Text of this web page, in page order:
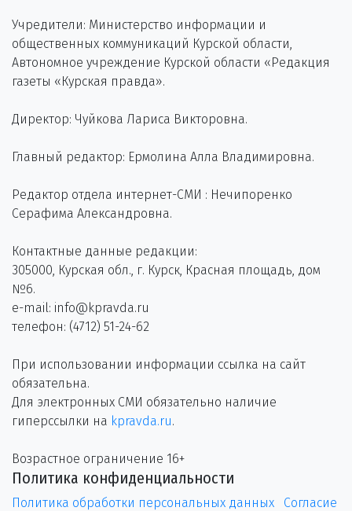
Учредители: Министерство информации и
общественных коммуникаций Курской области,
Автономное учреждение Курской области «Редакция
газеты «Курская правда».
Директор: Чуйкова Лариса Викторовна.
Главный редактор: Ермолина Алла Владимировна.
Редактор отдела интернет-СМИ : Нечипоренко
Серафима Александровна.
Контактные данные редакции:
305000, Курская обл., г. Курск, Красная площадь, дом
№6.
e-mail: info@kpravda.ru
телефон: (4712) 51-24-62
При использовании информации ссылка на сайт
обязательна.
Для электронных СМИ обязательно наличие
гиперссылки на kpravda.ru.
Возрастное ограничение 16+
Политика конфиденциальности
Политика обработки персональных данных
Согласие